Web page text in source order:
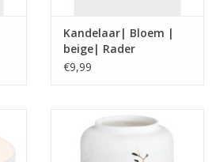
Kandelaar| Bloem |
beige| Rader
€9,99